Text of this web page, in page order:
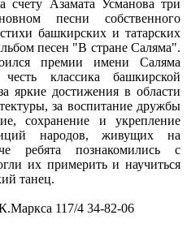
Азамата Усманова три
песни собственного
башкирских и татарских
песен "В стране Саляма".
премии имени Саляма
классика башкирской
яркие достижения в области
за воспитание дружбы
сохранение и укрепление
народов, живущих на
ребята познакомились с
их примерить и научиться
танец.
117/4 34-82-06